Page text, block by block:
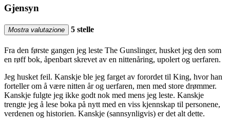
Gjensyn
Mostra valutazione 5 stelle
Fra den første gangen jeg leste The Gunslinger, husket jeg den som
en røff bok, åpenbart skrevet av en nittenåring, upolert og uerfaren.
Jeg husket feil. Kanskje ble jeg farget av forordet til King, hvor han
forteller om å være nitten år og uerfaren, men med store drømmer.
Kanskje fulgte jeg ikke godt nok med mens jeg leste. Kanskje
trengte jeg å lese boka på nytt med en viss kjennskap til personene,
verdenen og historien. Kanskje (sannsynligvis) er det alt dette.